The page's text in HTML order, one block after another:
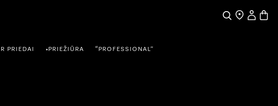
PaieškaPardavėjų
PRIEDAI •PRIEŽIŪRA “PROFESSIONAL”